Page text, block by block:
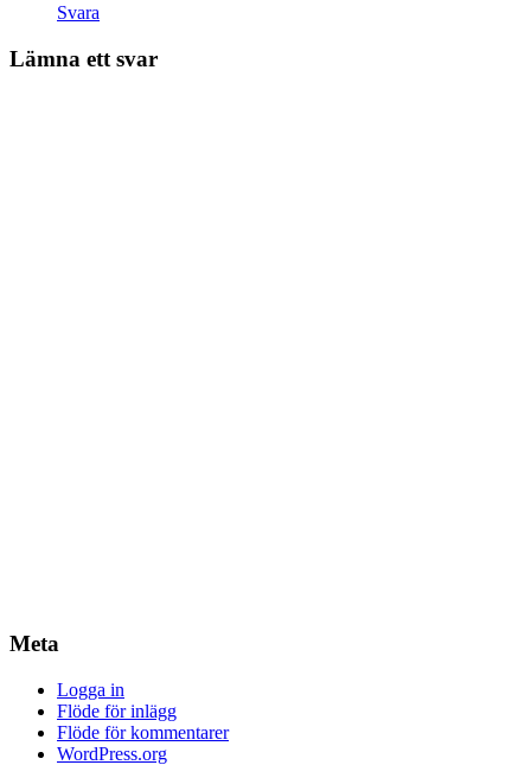
Svara
Lämna ett svar
Meta
Logga in
Flöde för inlägg
Flöde för kommentarer
WordPress.org